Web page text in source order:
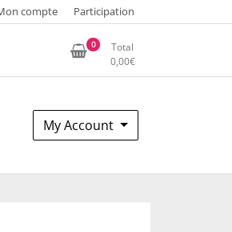
compte Participation
0
Total
0,00€
My Account